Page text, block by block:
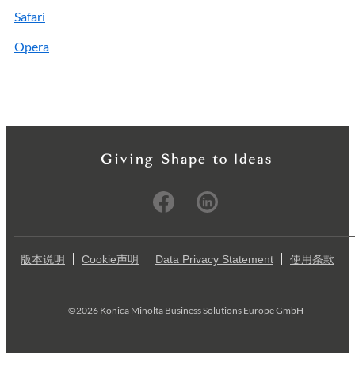
Safari
Opera
版本说明 Cookie声明 Data Privacy Statement 使用条款
©2026 Konica Minolta Business Solutions Europe GmbH